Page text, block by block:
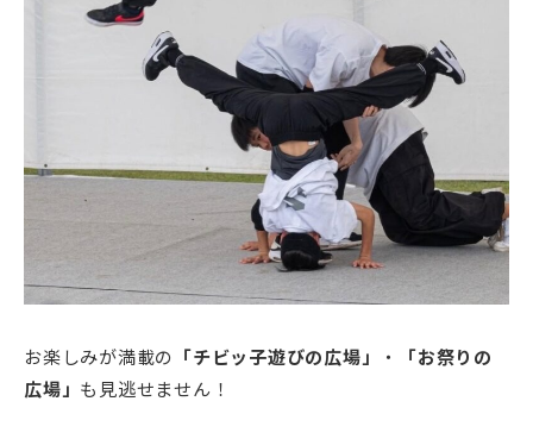
お楽しみが満載の 「チビッ子遊びの広場」 ・
「お祭りの
広場」 も見逃せません！